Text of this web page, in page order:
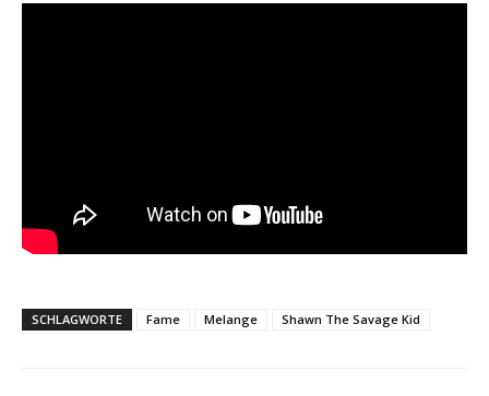
SCHLAGWORTE Fame Melange Shawn The Savage Kid